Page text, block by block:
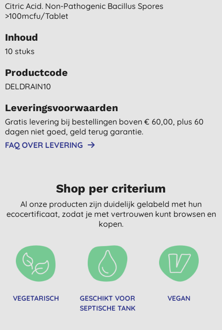
Citric Acid. Non-Pathogenic Bacillus Spores
>100mcfu/tablet
Inhoud
10 stuks
Productcode
DELDRAIN10
Leveringsvoorwaarden
Gratis levering bij bestellingen boven € 60,00, plus 60
dagen niet goed, geld terug garantie.
FAQ OVER LEVERING
Shop per criterium
Al onze producten zijn duidelijk gelabeld met hun
ecocertificaat, zodat je met vertrouwen kunt browsen en
kopen.
VEGETARISCH
GESCHIKT VOOR
SEPTISCHE TANK
VEGAN